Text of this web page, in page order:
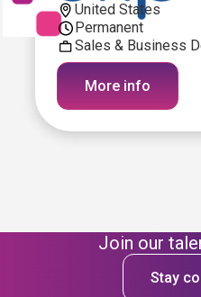
United States
Permanent
Sales & Business
More info
Join our
Stay